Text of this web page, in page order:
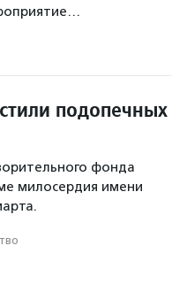
подопечных
фонда
милосердия имени